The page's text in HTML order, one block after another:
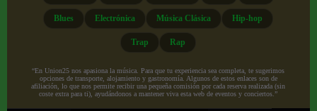
Blues Electrónica Música Clásica Hip-hop
Trap Rap
“En Union25 nos apasiona la música. Para que tu experiencia sea completa, te sugerimos
opciones de transporte, alojamiento y gastronomía. Algunos de estos enlaces son de
afiliación, lo que nos permite recibir una pequeña comisión por cada reserva realizada (sin
coste extra para ti), ayudándonos a mantener viva esta web de eventos y conciertos.”